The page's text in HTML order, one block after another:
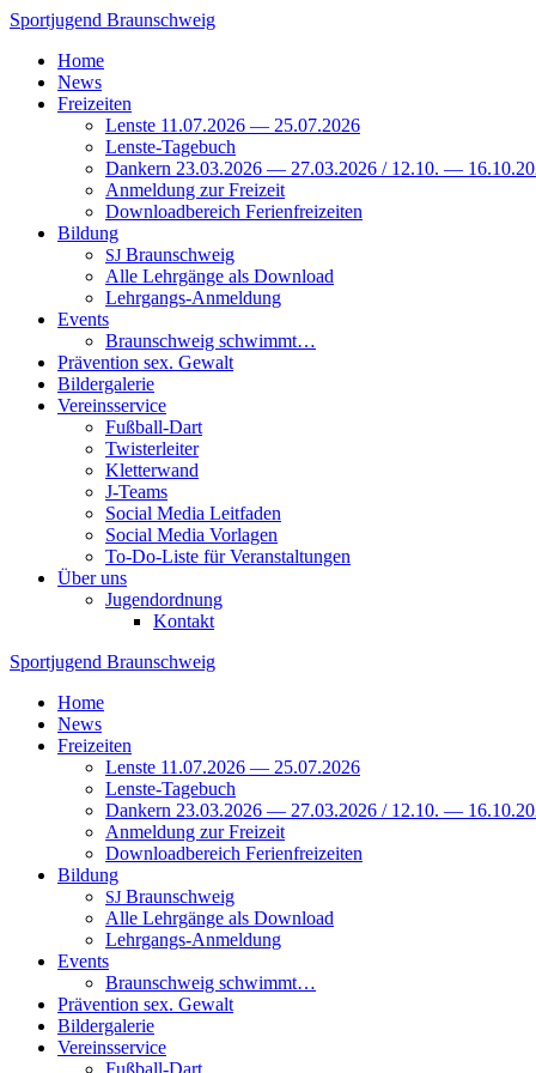
Zum
springen
Sportjugend Braunschweig
Home
News
Freizeiten
Lenste 11.07.2026 — 25.07.2026
Lenste-Tagebuch
Dankern 23.03.2026 — 27.03.2026 / 12.10. —
Anmeldung zur Freizeit
Downloadbereich Ferienfreizeiten
Bildung
SJ Braunschweig
Alle Lehrgänge als Download
Lehrgangs-Anmeldung
Events
Braunschweig schwimmt…
Prävention sex. Gewalt
Bildergalerie
Vereinsservice
Fußball-Dart
Twisterleiter
Kletterwand
J‑Teams
Social Media Leitfaden
Social Media Vorlagen
To-Do-Liste für Veranstaltungen
Über uns
Jugendordnung
Kontakt
Sportjugend Braunschweig
Home
News
Freizeiten
Lenste 11.07.2026 — 25.07.2026
Lenste-Tagebuch
Dankern 23.03.2026 — 27.03.2026 / 12.10. —
Anmeldung zur Freizeit
Downloadbereich Ferienfreizeiten
Bildung
SJ Braunschweig
Alle Lehrgänge als Download
Lehrgangs-Anmeldung
Events
Braunschweig schwimmt…
Prävention sex. Gewalt
Bildergalerie
Vereinsservice
Fußball-Dart